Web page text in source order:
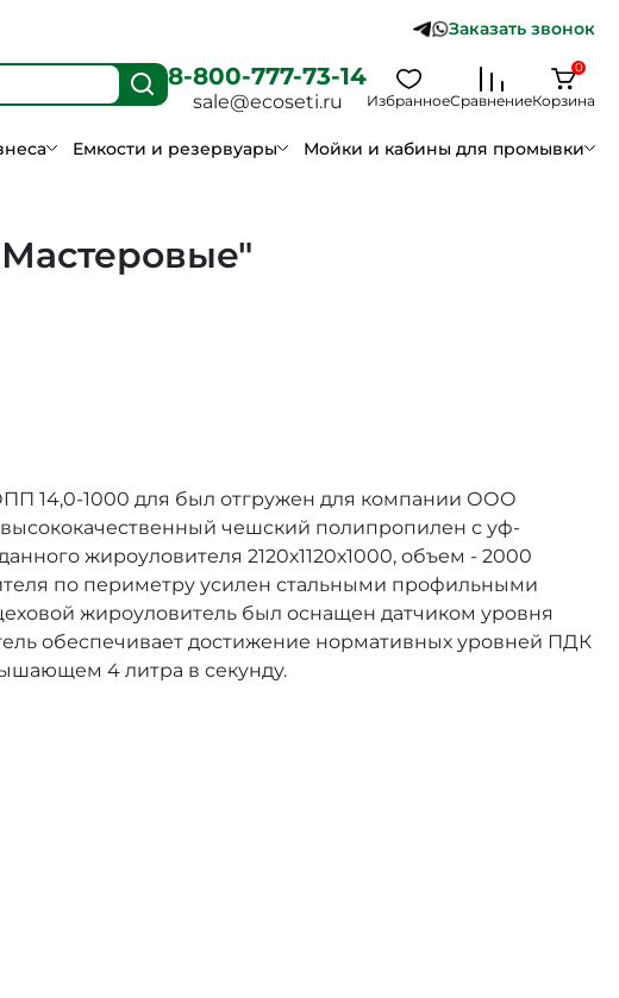
Заказать звонок
8-800-777-73-14
sale@ecoseti.ru ИзбранноеСравнениеКорзина
0
Емкости и резервуары Мойки и кабины для промывки
14,0-1000 для был отгружен для компании ООО
чешский полипропилен с уф-
жироуловителя 2120х1120х1000, объем - 2000
по периметру усилен стальными профильными
жироуловитель был оснащен датчиком уровня
обеспечивает достижение нормативных уровней ПДК
4 литра в секунду.